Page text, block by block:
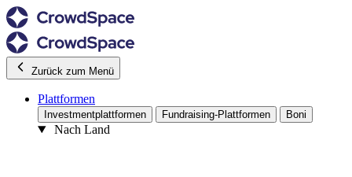
Zurück zum Menü
Plattformen
Investmentplattformen Fundraising-Plattformen Boni
Nach Land